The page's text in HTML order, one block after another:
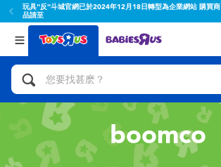
玩具"反"斗城官網已於2024年12月18日轉型為企業網站 購買商
品請至
返回
分類目錄
人氣英雄,角色扮演,射擊玩具
腳踏車,滑板車,騎乘車
拼砌組合及樂高LEGO
返回
品牌
Toy Story玩具總動員
Super Mario超級瑪利歐
52TOYS
boomco